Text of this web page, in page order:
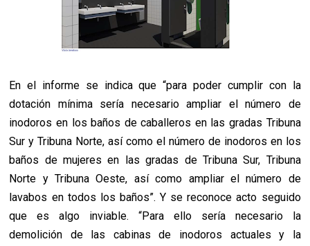
En el informe se indica que “para poder cumplir con la
dotación mínima sería necesario ampliar el número de
inodoros en los baños de caballeros en las gradas Tribuna
Sur y Tribuna Norte, así como el número de inodoros en los
baños de mujeres en las gradas de Tribuna Sur, Tribuna
Norte y Tribuna Oeste, así como ampliar el número de
lavabos en todos los baños”. Y se reconoce acto seguido
que es algo inviable. “Para ello sería necesario la
demolición de las cabinas de inodoros actuales y la